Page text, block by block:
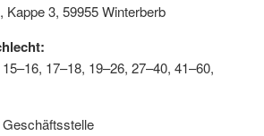
Kappe 3, 59955 Winterberb
17–18, 19–26, 27–40, 41–60,
Geschäftsstelle